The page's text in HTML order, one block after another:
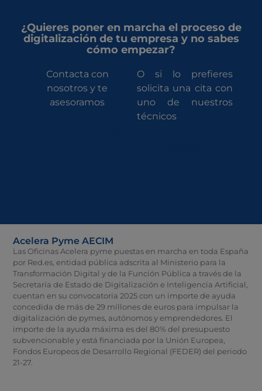
¿Quieres poner en marcha el proceso de
digitalización de tu empresa y no sabes
cómo empezar?
Contacta con
nosotros y te
asesoramos
O si lo prefieres
solicita una cita con
uno de nuestros
técnicos
Acelera Pyme AECIM
Las Oficinas Acelera pyme puestas en marcha en toda España
por Red.es, entidad pública adscrita al Ministerio para la
Transformación Digital y de la Función Pública a través de la
Secretaría de Estado de Digitalización e Inteligencia Artificial,
cuentan en su convocatoria 2025 con un importe de ayuda
concedida de más de 29 millones de euros para impulsar la
digitalización de pymes, autónomos y emprendedores. El
importe de la ayuda máxima es del 80% del presupuesto
subvencionable y está financiada por la Unión Europea,
Fondos Europeos de Desarrollo Regional (FEDER) del periodo
21-27.